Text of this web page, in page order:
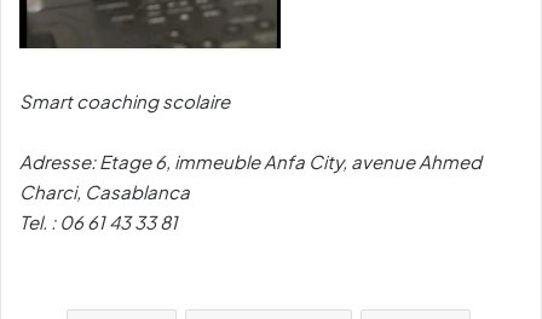
Smart coaching scolaire
Adresse: Etage 6, immeuble Anfa City, avenue Ahmed
Charci, Casablanca
Tel. : 06 61 43 33 81